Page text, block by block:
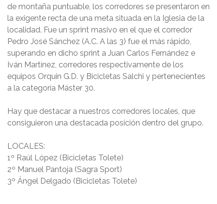
de montaña puntuable, los corredores se presentaron en
la exigente recta de una meta situada en la Iglesia de la
localidad. Fue un sprint masivo en el que el corredor
Pedro José Sánchez (A.C. A las 3) fue el más rápido,
superando en dicho sprint a Juan Carlos Fernández e
Iván Martínez, corredores respectivamente de los
equipos Orquin G.D. y Bicicletas Salchi y pertenecientes
a la categoría Máster 30.
Hay que destacar a nuestros corredores locales, que
consiguieron una destacada posición dentro del grupo.
LOCALES:
1º Raúl López (Bicicletas Tolete)
2º Manuel Pantoja (Sagra Sport)
3º Ángel Delgado (Bicicletas Tolete)